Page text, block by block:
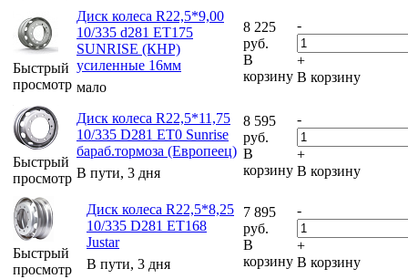
Быстрый
просмотр
Диск колеса R22,5*9,00
10/335 d281 ET175
SUNRISE (КНР)
усиленные 16мм
мало
8 225
руб.
В
корзину
-
+
В корзину
Быстрый
просмотр
Диск колеса R22,5*11,75
10/335 D281 ET0 Sunrise
бараб.тормоза (Европеец)
В пути, 3 дня
8 595
руб.
В
корзину
-
+
В корзину
Быстрый
просмотр
Диск колеса R22,5*8,25
10/335 D281 ET168
Justar
В пути, 3 дня
7 895
руб.
В
корзину
-
+
В корзину